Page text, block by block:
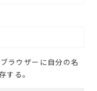
ラウザーに自分の名
する。